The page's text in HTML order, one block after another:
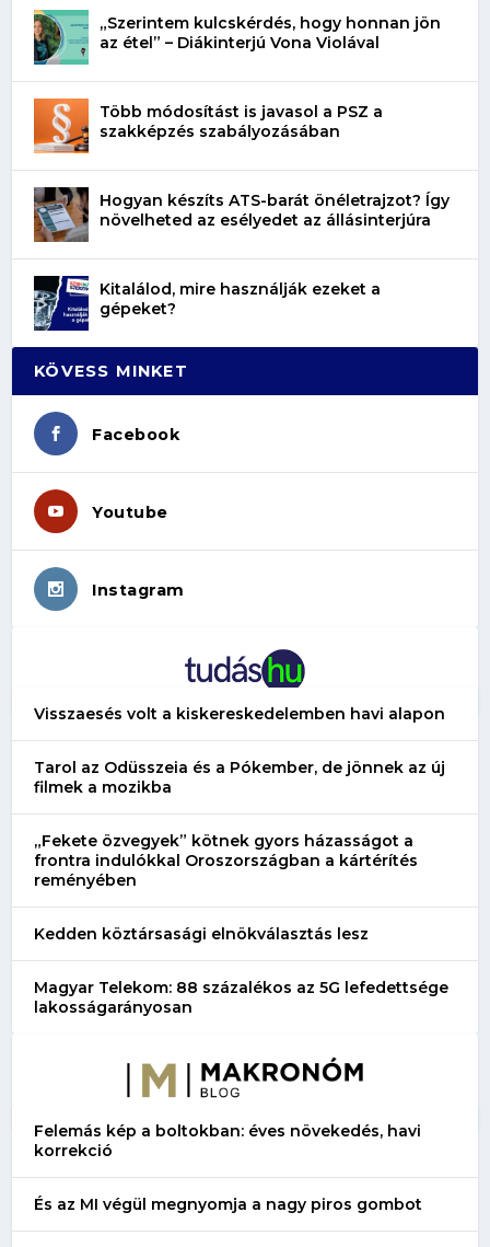
„Szerintem kulcskérdés, hogy honnan jön
az étel” – Diákinterjú Vona Violával
Több módosítást is javasol a PSZ a
szakképzés szabályozásában
Hogyan készíts ATS-barát önéletrajzot? Így
növelheted az esélyedet az állásinterjúra
Kitalálod, mire használják ezeket a
gépeket?
KÖVESS MINKET
Facebook
Youtube
Instagram
Visszaesés volt a kiskereskedelemben havi alapon
Tarol az Odüsszeia és a Pókember, de jönnek az új
filmek a mozikba
„Fekete özvegyek” kötnek gyors házasságot a
frontra indulókkal Oroszországban a kártérítés
reményében
Kedden köztársasági elnökválasztás lesz
Magyar Telekom: 88 százalékos az 5G lefedettsége
lakosságarányosan
Felemás kép a boltokban: éves növekedés, havi
korrekció
És az MI végül megnyomja a nagy piros gombot